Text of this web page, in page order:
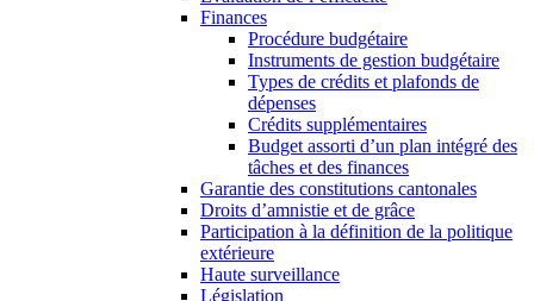
Finances
Procédure budgétaire
Instruments de gestion budgétaire
Types de crédits et plafonds de
dépenses
Crédits supplémentaires
Budget assorti d’un plan intégré des
tâches et des finances
Garantie des constitutions cantonales
Droits d’amnistie et de grâce
Participation à la définition de la politique
extérieure
Haute surveillance
Législation